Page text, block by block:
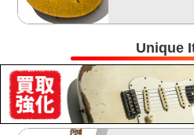
Unique